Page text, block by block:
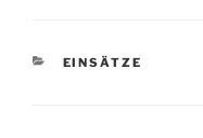
KATEGORIEN
EINSÄTZE